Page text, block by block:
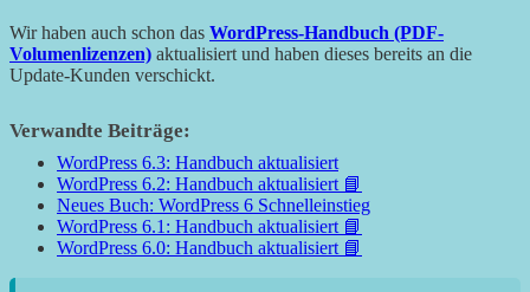
Wir haben auch schon das WordPress-Handbuch (PDF-
Volumenlizenzen) aktualisiert und haben dieses bereits an die
Update-Kunden verschickt.
Verwandte Beiträge:
WordPress 6.3: Handbuch aktualisiert
WordPress 6.2: Handbuch aktualisiert 📘
Neues Buch: WordPress 6 Schnelleinstieg
WordPress 6.1: Handbuch aktualisiert 📘
WordPress 6.0: Handbuch aktualisiert 📘